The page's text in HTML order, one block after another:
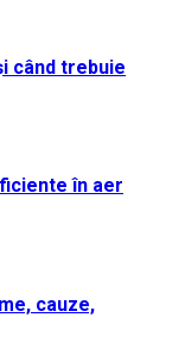
când trebuie
în aer
cauze,